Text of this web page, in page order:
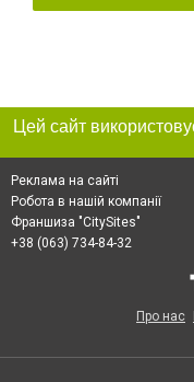
Реклама на сайті
Робота в нашій компанії
Франшиза "CitySites"
+38 (063) 734-84-32
Про нас